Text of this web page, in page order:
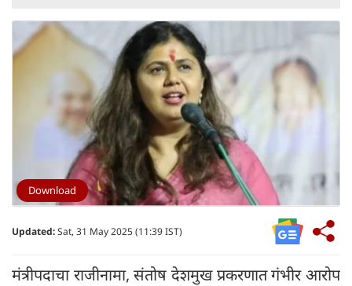
Download
Updated:Sat, 31 May 2025 (11:39 IST)
मंत्रीपदाचा राजीनामा, संतोष देशमुख प्रकरणात गंभीर आरोप